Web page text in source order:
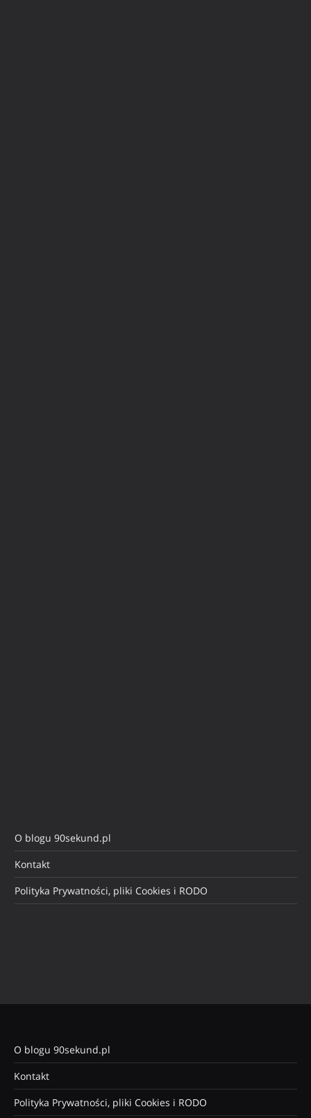
O blogu 90sekund.pl
Kontakt
Polityka Prywatności, pliki Cookies i RODO
O blogu 90sekund.pl
Kontakt
Polityka Prywatności, pliki Cookies i RODO